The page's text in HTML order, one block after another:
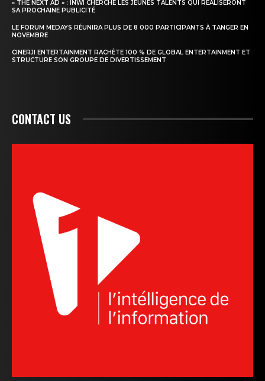
« THE NEXT AD » : INWI CHERCHE LES JEUNES TALENTS QUI RÉALISERONT
SA PROCHAINE PUBLICITÉ
LE FORUM MEDAYS RÉUNIRA PLUS DE 8 000 PARTICIPANTS À TANGER EN
NOVEMBRE
CINERJI ENTERTAINMENT RACHÈTE 100 % DE GLOBAL ENTERTAINMENT ET
STRUCTURE SON GROUPE DE DIVERTISSEMENT
CONTACT US